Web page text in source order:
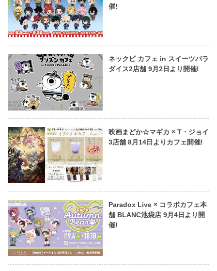
催!
ネックビ カフェ in スイーツパラ
ダイス2店舗 9月2日より開催!
映画まどか☆マギカ × T・ジョイ
3店舗 8月14日よりカフェ開催!
Paradox Live × コラボカフェ本
舗 BLANC池袋店 9月4日より開
催!